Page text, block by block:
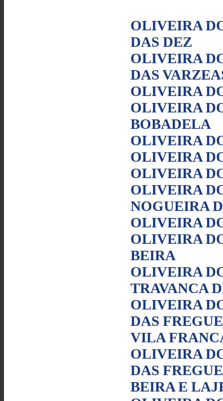
OLIVEIRA
DAS DEZ
OLIVEIRA
DAS
OLIVEIRA
OLIVEIRA
BOBADELA
OLIVEIRA
OLIVEIRA
OLIVEIRA
OLIVEIRA
NOGUEIRA
OLIVEIRA
OLIVEIRA
BEIRA
OLIVEIRA
TRAVANCA
OLIVEIRA
DAS
VILA
OLIVEIRA
DAS
BEIRA E